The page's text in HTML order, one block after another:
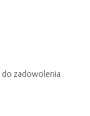
do zadowolenia